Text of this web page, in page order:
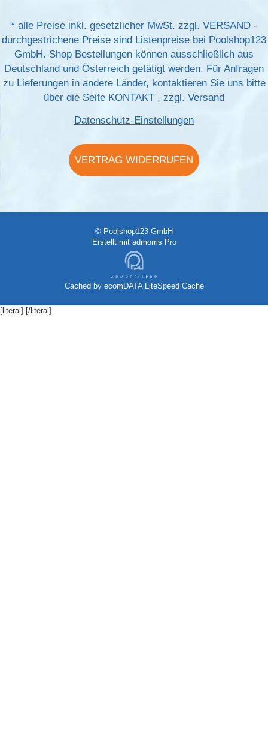
* alle Preise inkl. gesetzlicher MwSt. zzgl. VERSAND -
durchgestrichene Preise sind Listenpreise bei Poolshop123
GmbH. Shop Bestellungen können ausschließlich aus
Deutschland und Österreich getätigt werden. Für Anfragen
zu Lieferungen in andere Länder, kontaktieren Sie uns bitte
über die Seite KONTAKT , zzgl. Versand
Datenschutz-Einstellungen
VERTRAG WIDERRUFEN
© Poolshop123 GmbH
Erstellt mit admorris Pro
Cached by ecomDATA LiteSpeed Cache
[literal] [/literal]